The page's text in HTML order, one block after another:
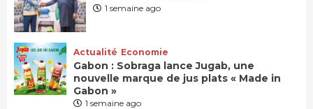
1 semaine ago
Actualité Economie
Gabon : Sobraga lance Jugab, une
nouvelle marque de jus plats « Made in
Gabon »
1 semaine ago